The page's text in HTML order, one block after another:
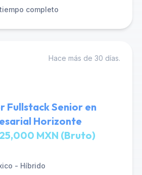
completo
Hace más de 30 días.
Fullstack Senior en
Horizonte
MXN (Bruto)
- Híbrido